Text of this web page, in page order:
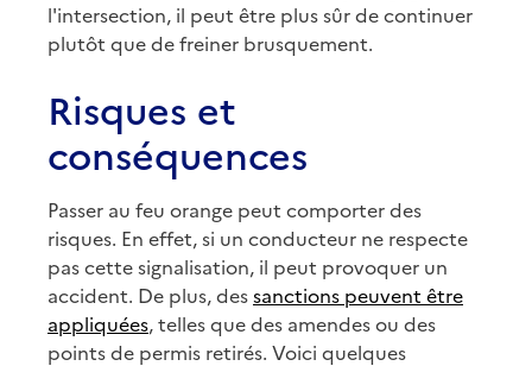
l'intersection, il peut être plus sûr de continuer
plutôt que de freiner brusquement.
Risques et
conséquences
Passer au feu orange peut comporter des
risques. En effet, si un conducteur ne respecte
pas cette signalisation, il peut provoquer un
accident. De plus, dessanctions peuvent être
appliquées, telles que des amendes ou des
points de permis retirés. Voici quelques